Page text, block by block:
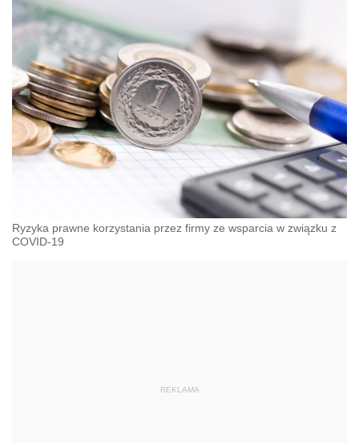
Ryzyka prawne korzystania przez firmy ze wsparcia w związku z
COVID-19